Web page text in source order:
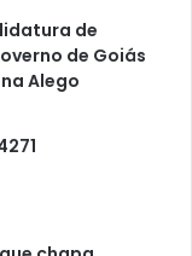
de
de Goiás
Alego